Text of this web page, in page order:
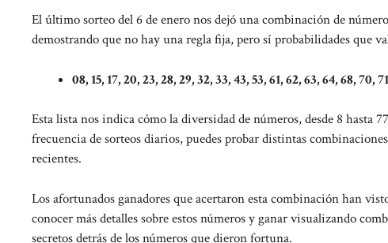
El último sorteo del 6 de enero nos dejó una combinación de
demostrando que no hay una regla fija, pero sí probabilidades que
08, 15, 17, 20, 23, 28, 29, 32, 33, 43, 53, 61, 62, 63, 64, 68, 70,
Esta lista nos indica cómo la diversidad de números, desde 8 hasta
frecuencia de sorteos diarios, puedes probar distintas
recientes.
Los afortunados ganadores que acertaron esta combinación han
conocer más detalles sobre estos números y ganar visualizando
secretos detrás de los númerosque dieron fortuna.